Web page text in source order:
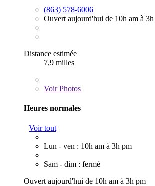
(863) 578-6006
Ouvert aujourd'hui de 10h am à
Distance estimée
7,9 milles
VoirPhotos
Heures normales
Voir tout
Lun - ven : 10h am à 3h pm
Sam - dim : fermé
Ouvert aujourd'hui de 10h am à 3h pm